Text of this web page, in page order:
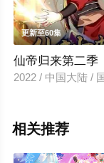
更新至60集
仙帝归来第二季
2022 / 中国大陆 /
相关推荐